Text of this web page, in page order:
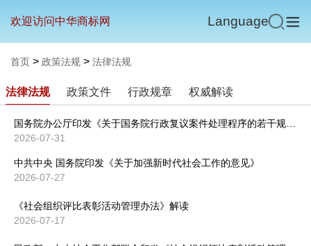
欢迎访问中华商标网 Language
首页 > 政策法规 > 法律法规
法律法规 政策文件 行政规章 权威解读
2026-07-31
中共中央 国务院印发《关于加强新时代社会工作的意见》
2026-07-27
《社会组织评比表彰活动管理办法》解读
2026-07-17